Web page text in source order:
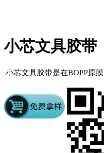
小芯文具胶带
小芯文具胶带是在BOPP原